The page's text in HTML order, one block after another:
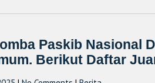
Paskib Nasional
Berikut Daftar